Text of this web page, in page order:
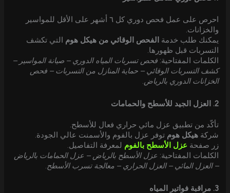
احرص على عمل فحص دوري كل ٦ أشهر على الأقل للمواسير
والخزانات.
يمكنك طلب خدمة الفحص الوقائي من هيكل هوم التي تكشف
التسربات قبل ظهورها.
الكلمات المفتاحية:فحص تسربات المياه الدوري – صيانة المواسير –
كشف التسربات الوقائي – حماية المنازل من التسربات – فحص
الخزانات الدوري بالرياض.
2. العزل الجيد للأسطح والحمامات
تأكّد من تطبيق عزل مائي حراري فعال للأسطح.
شركةهيكل هوم توفر عزل بالفوم والأسمنت عالي الجودة.
زر صفحة عزل الأسطح بالفوم لمعرفة التفاصيل.
الكلمات المفتاحية: عزل الأسطح بالرياض – عزل الحمامات بالرياض
– العزل المائي – العزل الحراري – معالجة تسرب الأسطح.
3. مراقبة فواتير المياه